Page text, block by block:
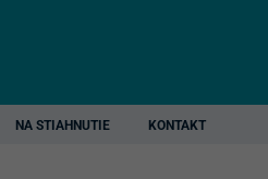
NA STIAHNUTIE KONTAKT